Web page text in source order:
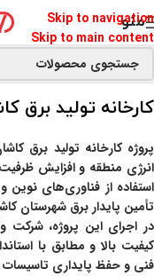
Skip to navigation
Skip to main content
منو
کارخانه تولید برق
پروژهکارخانه تولید برق
انرژی منطقه و افزایش
استفاده از فناوری‌های
تأمین پایدار برق شهرستان
در اجرای این پروژه،شرکت
کیفیت بالا و مطابق با
فنی و حفظ پایداری تاسیسات